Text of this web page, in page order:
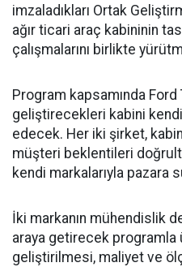
imzaladıkları Ortak
ağır ticari araç kabininin
çalışmalarını birlikte
Program kapsamında
geliştirecekleri kabini
edecek. Her iki şirket,
müşteri beklentileri
kendi markalarıyla pazara
İki markanın mühendislik
araya getirecek programla
geliştirilmesi, maliyet ve